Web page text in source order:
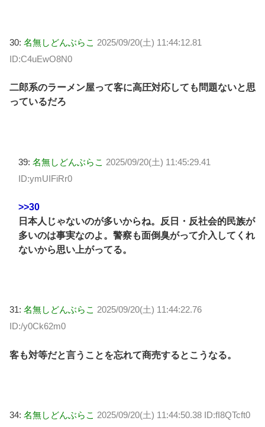
30: 名無しどんぶらこ 2025/09/20(土) 11:44:12.81
ID:C4uEwO8N0
二郎系のラーメン屋って客に高圧対応しても問題ないと思
っているだろ
39: 名無しどんぶらこ 2025/09/20(土) 11:45:29.41
ID:ymUIFiRr0
>>30
日本人じゃないのが多いからね。反日・反社会的民族が
多いのは事実なのよ。警察も面倒臭がって介入してくれ
ないから思い上がってる。
31: 名無しどんぶらこ 2025/09/20(土) 11:44:22.76
ID:/y0Ck62m0
客も対等だと言うことを忘れて商売するとこうなる。
34: 名無しどんぶらこ 2025/09/20(土) 11:44:50.38 ID:fI8QTcft0